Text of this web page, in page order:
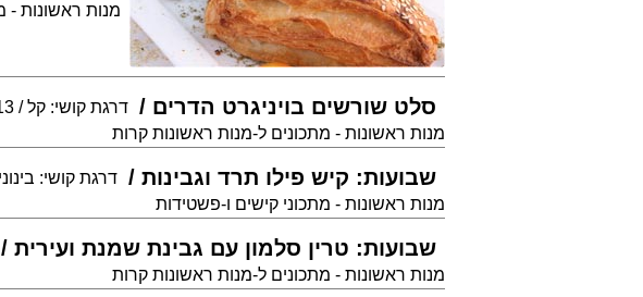
מנות ראשונות -
סלט שורשים בויניגרט הדרים דרגת קושי: קל
מנות ראשונות - מתכונים ל-מנות ראשונות קרות
שבועות: קיש פילו תרד וגבינות דרגת קושי: בינוני
מנות ראשונות - מתכוני קישים ו-פשטידות
שבועות: טרין סלמון עם גבינת שמנת ועירית
מנות ראשונות - מתכונים ל-מנות ראשונות קרות